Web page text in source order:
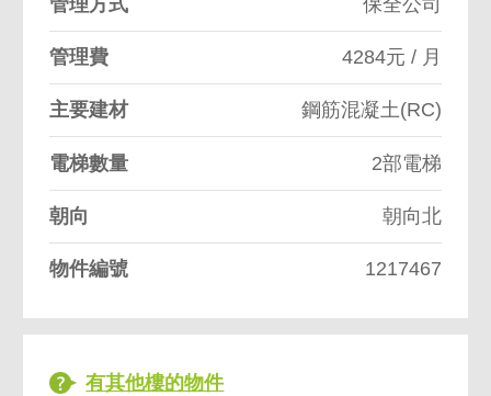
管理費 4284元 / 月
主要建材 鋼筋混凝土(RC)
電梯數量 2部電梯
朝向 朝向北
物件編號 1217467
有其他樓的物件